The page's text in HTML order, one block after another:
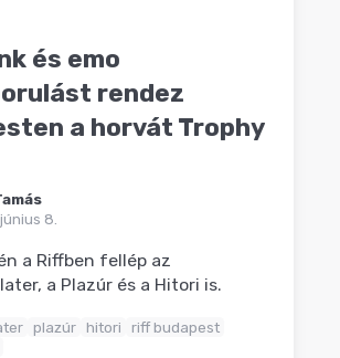
és emo
rendez
a horvát Trophy
8.
a Riffben fellép az
a Plazúr és a Hitori is.
plazúr hitori
riff budapest